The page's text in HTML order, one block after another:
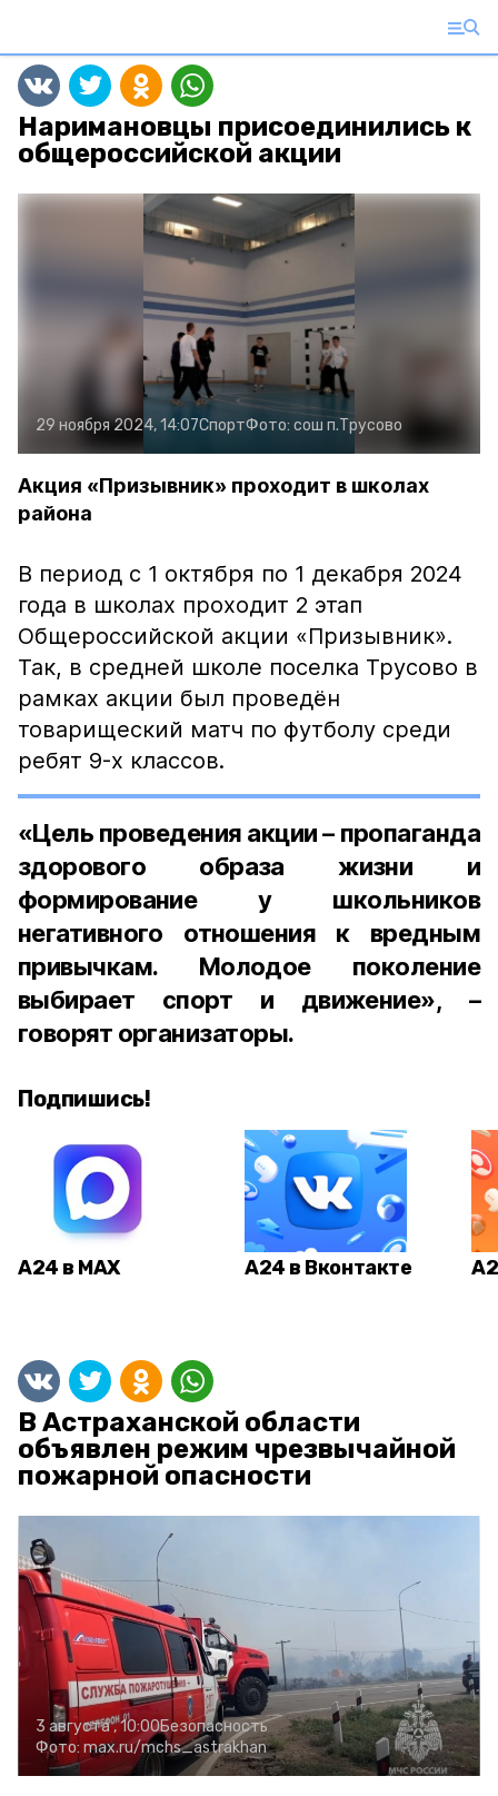
Наримановцы присоединились к
общероссийской акции
29 ноября 2024, 14:07СпортФото: сош п.Трусово
Акция «Призывник» проходит в школах
района
В период с 1 октября по 1 декабря 2024
года в школах проходит 2 этап
Общероссийской акции «Призывник».
Так, в средней школе поселка Трусово в
рамках акции был проведён
товарищеский матч по футболу среди
ребят 9-х классов.
«Цель проведения акции – пропаганда
здорового образа жизни и
формирование у школьников
негативного отношения к вредным
привычкам. Молодое поколение
выбирает спорт и движение», –
говорят организаторы.
Подпишись!
А24 в MAX А24 в Вконтакте
В Астраханской области
объявлен режим чрезвычайной
пожарной опасности
3 августа , 10:00Безопасность
Фото: max.ru/mchs_astrakhan